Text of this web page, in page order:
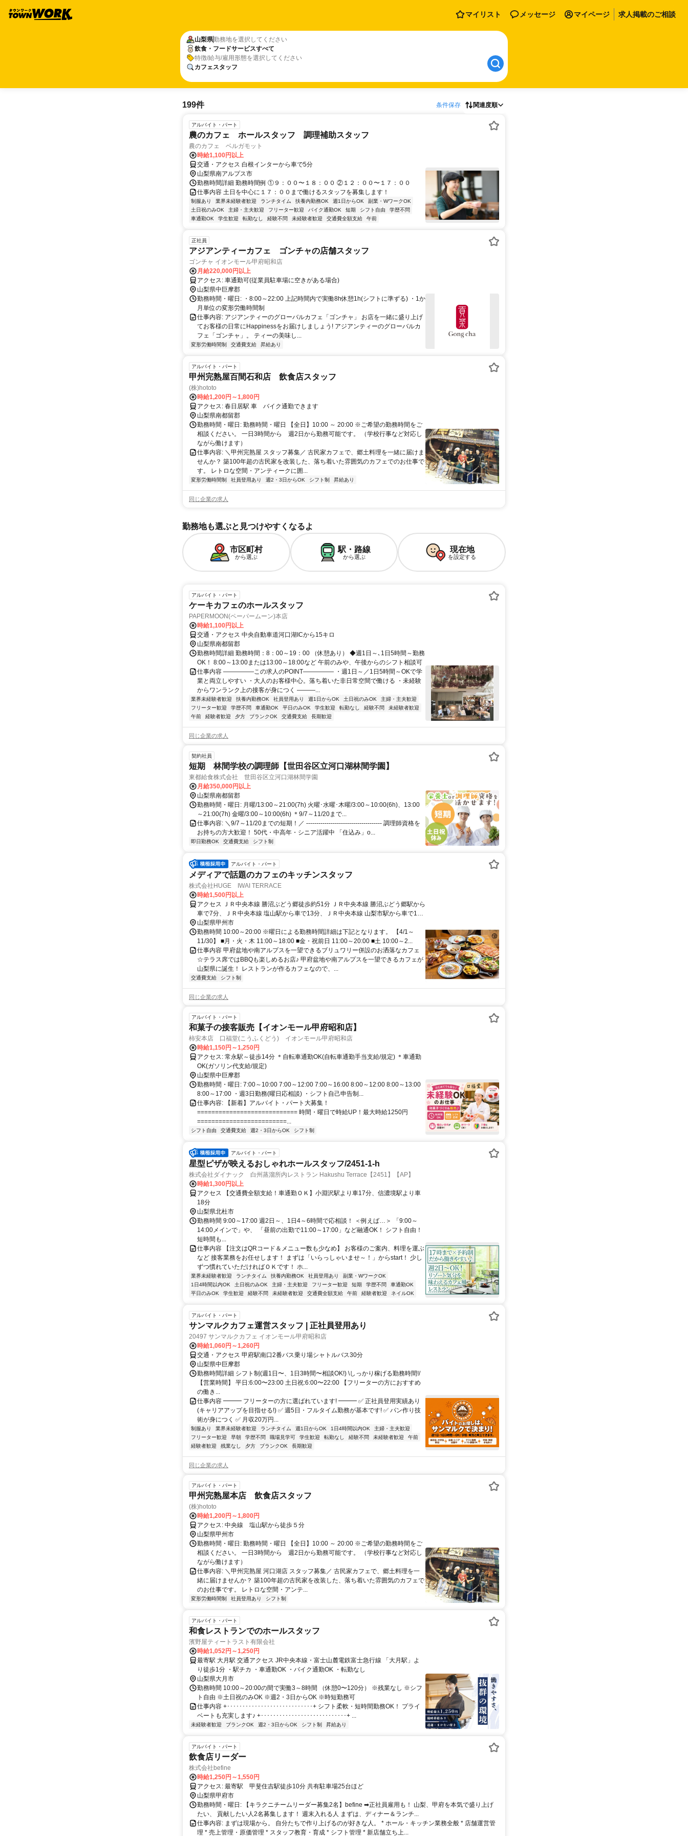
マイリスト メッセージ マイページ 求人掲載のご相談
山梨県勤務地を選択してください
飲食・フードサービスすべて
特徴/給与/雇用形態を選択してください
カフェスタッフ
199件 条件保存 関連度順
アルバイト・パート
農のカフェ ホールスタッフ 調理補助スタッフ
農のカフェ ベルガモット
時給1,100円以上
交通・アクセス 白根インターから車で5分
山梨県南アルプス市
勤務時間詳細 勤務時間例 ①９：００〜１８：００ ②１２：００〜１７：００
仕事内容 土日を中心に１７：００まで働けるスタッフを募集します！
制服あり 業界未経験者歓迎 ランチタイム 扶養内勤務OK 週1日からOK
副業・WワークOK
土日祝のみOK
主婦・主夫歓迎 フリーター歓迎 バイク通勤OK 短期 シフト自由
学歴不問
車通勤OK
学生歓迎 転勤なし 経験不問 未経験者歓迎 交通費全額支給 午前
正社員
アジアンティーカフェ ゴンチャの店舗スタッフ
ゴンチャ イオンモール甲府昭和店
月給220,000円以上
アクセス: 車通勤可(従業員駐車場に空きがある場合)
山梨県中巨摩郡
勤務時間・曜日: ・8:00～22:00 上記時間内で実働8h休憩1h(シフトに準ずる) ・1か
月単位の変形労働時間制
仕事内容: アジアンティーのグローバルカフェ「ゴンチャ」 お店を一緒に盛り上げ
てお客様の日常にHappinessをお届けしましょう! アジアンティーのグローバルカ
フェ「ゴンチャ」。 ティーの美味し...
変形労働時間制 交通費支給 昇給あり
アルバイト・パート
甲州完熟屋百間石和店 飲食店スタッフ
(株)hototo
時給1,200円～1,800円
アクセス: 春日居駅 車 バイク通勤できます
山梨県南都留郡
勤務時間・曜日: 勤務時間・曜日 【全日】10:00 ～ 20:00 ※ご希望の勤務時間をご
相談ください。 一日3時間から 週2日から勤務可能です。 （学校行事など対応し
ながら働けます）
仕事内容: ＼甲州完熟屋 スタッフ募集／ 古民家カフェで、郷土料理を一緒に届けま
せんか？ 築100年超の古民家を改装した、落ち着いた雰囲気のカフェでのお仕事で
す。 レトロな空間・アンティークに囲...
変形労働時間制 社員登用あり 週2・3日からOK シフト制 昇給あり
同じ企業の求人
勤務地も選ぶと見つけやすくなるよ
市区町村
から選ぶ
駅・路線
から選ぶ
現在地
を設定する
アルバイト・パート
ケーキカフェのホールスタッフ
PAPERMOON(ペーパームーン)本店
時給1,100円以上
交通・アクセス 中央自動車道河口湖ICから15キロ
山梨県南都留郡
勤務時間詳細 勤務時間：8：00～19：00 （休憩あり） ◆週1日～､1日5時間～勤務
OK！ 8:00～13:00または13:00～18:00など 午前のみや、午後からのシフト相談可
仕事内容 ―――――この求人のPOINT――――― ・週1日～／1日5時間～OKで学
業と両立しやすい ・大人のお客様中心。落ち着いた非日常空間で働ける ・未経験
からワンランク上の接客が身につく ―――...
業界未経験者歓迎 扶養内勤務OK 社員登用あり 週1日からOK 土日祝のみOK
主婦・主夫歓迎
フリーター歓迎
学歴不問 車通勤OK 平日のみOK 学生歓迎 転勤なし 経験不問
未経験者歓迎
午前
経験者歓迎 夕方 ブランクOK 交通費支給 長期歓迎
同じ企業の求人
契約社員
短期 林間学校の調理師【世田谷区立河口湖林間学園】
東都給食株式会社 世田谷区立河口湖林間学園
月給350,000円以上
山梨県南都留郡
勤務時間・曜日: 月曜/13:00～21:00(7h) 火曜･水曜･木曜/3:00～10:00(6h)、13:00
～21:00(7h) 金曜/3:00～10:00(6h) ＊9/7～11/20まで...
仕事内容: ＼9/7～11/20までの短期！／ ------------------------------------- 調理師資格を
お持ちの方大歓迎！ 50代・中高年・シニア活躍中 「住込み」o...
即日勤務OK 交通費支給 シフト制
アルバイト・パート
メディアで話題のカフェのキッチンスタッフ
株式会社HUGE IWAI TERRACE
時給1,500円以上
アクセス ＪＲ中央本線 勝沼ぶどう郷徒歩約51分 ＪＲ中央本線 勝沼ぶどう郷駅から
車で7分、ＪＲ中央本線 塩山駅から車で13分、ＪＲ中央本線 山梨市駅から車で13
分
山梨県甲州市
勤務時間 10:00～20:00 ※曜日による勤務時間詳細は下記となります。 【4/1～
11/30】 ■月・火・木 11:00～18:00 ■金・祝前日 11:00～20:00 ■土 10:00～2...
仕事内容 甲府盆地や南アルプスを一望できるブリュワリー併設のお洒落なカフェ
☆テラス席ではBBQも楽しめるお店♪ 甲府盆地や南アルプスを一望できるカフェが
山梨県に誕生！ レストランが作るカフェなので、...
交通費支給 シフト制
同じ企業の求人
アルバイト・パート
和菓子の接客販売【イオンモール甲府昭和店】
柿安本店 口福堂(こうふくどう) イオンモール甲府昭和店
時給1,150円～1,250円
アクセス: 常永駅～徒歩14分 ＊自転車通勤OK(自転車通勤手当支給/規定) ＊車通勤
OK(ガソリン代支給/規定)
山梨県中巨摩郡
勤務時間・曜日: 7:00～10:00 7:00～12:00 7:00～16:00 8:00～12:00 8:00～13:00
8:00～17:00 ・週3日勤務(曜日応相談) ・シフト自己申告制...
仕事内容: 【新着】アルバイト・パート大募集！
============================ 時間・曜日で時給UP！最大時給1250円
=========================...
シフト自由 交通費支給 週2・3日からOK シフト制
アルバイト・パート
星型ピザが映えるおしゃれホールスタッフ/2451-1-h
株式会社ダイナック 白州蒸溜所内レストラン Hakushu Terrace【2451】【AP】
時給1,300円以上
アクセス 【交通費全額支給！車通勤ＯＫ】小淵沢駅より車17分、信濃境駅より車
18分
山梨県北杜市
勤務時間 9:00～17:00 週2日～、1日4～6時間で応相談！ ＜例えば…＞ 「9:00～
14:00メインで」や、 「昼前の出勤で11:00～17:00」など融通OK！ シフト自由！
短時間も...
仕事内容 【注文はQRコード＆メニュー数も少なめ】 お客様のご案内、料理を運ぶ
など 接客業務をお任せします！ まずは「いらっしゃいませ～！」からstart！ 少し
ずつ慣れていただければＯＫです！ ホ...
業界未経験者歓迎 ランチタイム 扶養内勤務OK 社員登用あり
副業・WワークOK
1日4時間以内OK
土日祝のみOK 主婦・主夫歓迎 フリーター歓迎 短期 学歴不問
車通勤OK
平日のみOK
学生歓迎 経験不問 未経験者歓迎 交通費全額支給 午前 経験者歓迎 ネイルOK
アルバイト・パート
サンマルクカフェ運営スタッフ | 正社員登用あり
20497 サンマルクカフェ イオンモール甲府昭和店
時給1,060円～1,260円
交通・アクセス 甲府駅南口2番バス乗り場シャトルバス30分
山梨県中巨摩郡
勤務時間詳細 シフト制(週1日〜、1日3時間〜相談OK!) \しっかり稼げる勤務時間!/
【営業時間】 平日:6:00〜23:00 土日祝:6:00〜22:00 【フリーターの方におすすめ
の働き...
仕事内容 ━━━ フリーターの方に選ばれています! ━━━ ✅ 正社員登用実績あり
(キャリアアップを目指せる!) ✅ 週5日・フルタイム勤務が基本です! ✅ パン作り技
術が身につく ✅ 月収20万円...
制服あり 業界未経験者歓迎 ランチタイム 週1日からOK 1日4時間以内OK
主婦・主夫歓迎
フリーター歓迎
早朝 学歴不問 職場見学可 学生歓迎 転勤なし 経験不問 未経験者歓迎
午前
経験者歓迎
残業なし 夕方 ブランクOK 長期歓迎
同じ企業の求人
アルバイト・パート
甲州完熟屋本店 飲食店スタッフ
(株)hototo
時給1,200円～1,800円
アクセス: 中央線 塩山駅から徒歩５分
山梨県甲州市
勤務時間・曜日: 勤務時間・曜日 【全日】10:00 ～ 20:00 ※ご希望の勤務時間をご
相談ください。 一日3時間から 週2日から勤務可能です。 （学校行事など対応し
ながら働けます）
仕事内容: ＼甲州完熟屋 河口湖店 スタッフ募集／ 古民家カフェで、郷土料理を一
緒に届けませんか？ 築100年超の古民家を改装した、落ち着いた雰囲気のカフェで
のお仕事です。 レトロな空間・アンテ...
変形労働時間制 社員登用あり シフト制
アルバイト・パート
和食レストランでのホールスタッフ
濱野屋ティートラスト有限会社
時給1,052円～1,250円
最寄駅 大月駅 交通アクセス JR中央本線・富士山麓電鉄富士急行線 「大月駅」よ
り徒歩1分 ・駅チカ ・車通勤OK ・バイク通勤OK ・転勤なし
山梨県大月市
勤務時間 10:00～20:00の間で実働3～8時間 （休憩0〜120分） ※残業なし ※シフ
ト自由 ※土日祝のみOK ※週2・3日からOK ※時短勤務可
仕事内容 +････････････････････････････+ シフト柔軟・短時間勤務OK！ プライ
ベートも充実します♪ +････････････････････････････+ ...
未経験者歓迎 ブランクOK 週2・3日からOK シフト制 昇給あり
アルバイト・パート
飲食店リーダー
株式会社befine
時給1,250円～1,550円
アクセス: 最寄駅 甲斐住吉駅徒歩10分 共有駐車場25台ほど
山梨県甲府市
勤務時間・曜日: 【キラクニチームリーダー募集2名】befine ➡︎正社員雇用も！ 山梨、甲府を本気で盛り上げ
たい、 貢献したい人2名募集します！ 週末入れる人 まずは、ディナー＆ランチ...
仕事内容: まずは現場から。 自分たちで作り上げるのが好きな人。 * ホール・キッチン業務全般 * 店舗運営管
理 * 売上管理・原価管理 * スタッフ教育・育成 * シフト管理 * 新店舗立ち上...